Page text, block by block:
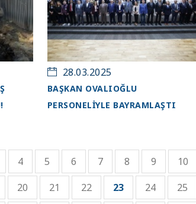
28.03.2025
BAŞKAN OVALIOĞLU
PERSONELİYLE BAYRAMLAŞTI
4 5 6 7 8 9 10
20 21 22 23 24 25